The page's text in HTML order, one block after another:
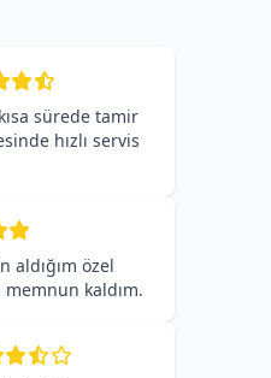
sürede tamir
hızlı servis
aldığım özel
kaldım.